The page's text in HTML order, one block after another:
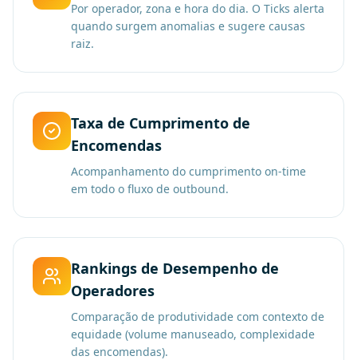
Por operador, zona e hora do dia. O Ticks alerta
quando surgem anomalias e sugere causas
raiz.
Taxa de Cumprimento de
Encomendas
Acompanhamento do cumprimento on-time
em todo o fluxo de outbound.
Rankings de Desempenho de
Operadores
Comparação de produtividade com contexto de
equidade (volume manuseado, complexidade
das encomendas).